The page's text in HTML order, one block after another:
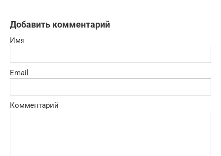
Добавить комментарий
Имя
Email
Комментарий